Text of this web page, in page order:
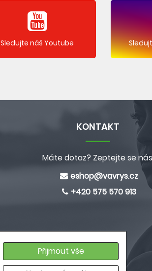
Přijmout vše
Sledujte náš Youtube
KONTAKT
Máte dotaz? Zeptejte se
eshop@vavrys.cz
+420 575 570 913